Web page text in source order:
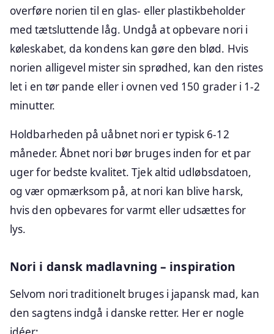
overføre norien til en glas- eller plastikbeholder
med tætsluttende låg. Undgå at opbevare nori i
køleskabet, da kondens kan gøre den blød. Hvis
norien alligevel mister sin sprødhed, kan den ristes
let i en tør pande eller i ovnen ved 150 grader i 1-2
minutter.
Holdbarheden på uåbnet nori er typisk 6-12
måneder. Åbnet nori bør bruges inden for et par
uger for bedste kvalitet. Tjek altid udløbsdatoen,
og vær opmærksom på, at nori kan blive harsk,
hvis den opbevares for varmt eller udsættes for
lys.
Nori i dansk madlavning – inspiration
Selvom nori traditionelt bruges i japansk mad, kan
den sagtens indgå i danske retter. Her er nogle